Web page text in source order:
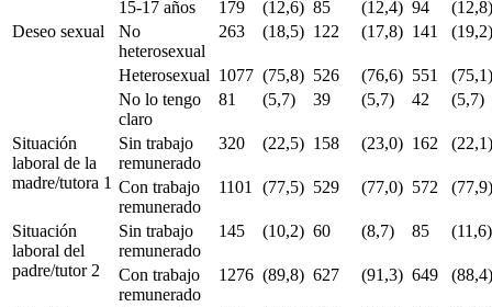
15-17 años
179 (12,6) 85 (12,4) 94
Deseo sexual
No
heterosexual
263 (18,5) 122 (17,8) 141
Heterosexual 1077 (75,8) 526 (76,6) 551
No lo tengo
claro
81 (5,7) 39 (5,7) 42 (5,7)
Situación
laboral de la
madre/tutora 1
Sin trabajo
remunerado
320 (22,5) 158 (23,0) 162
Con trabajo
remunerado
1101 (77,5) 529 (77,0) 572
Situación
laboral del
padre/tutor 2
Sin trabajo
remunerado
145 (10,2) 60 (8,7) 85
Con trabajo
remunerado
1276 (89,8) 627 (91,3) 649